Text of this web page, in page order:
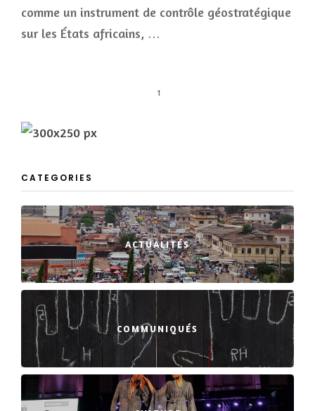
comme un instrument de contrôle géostratégique
sur les États africains, …
1
CATEGORIES
ACTUALITÉS
COMMUNIQUÉS